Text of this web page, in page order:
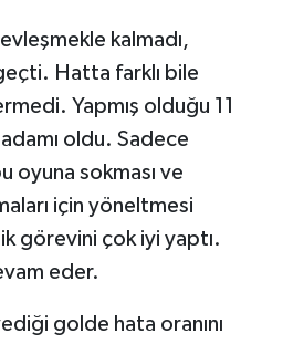
kalmadı,
Hatta farklı bile
Yapmış olduğu 11
oldu. Sadece
oyuna sokması ve
için yöneltmesi
görevini çok iyi yaptı.
eder.
golde hata oranını